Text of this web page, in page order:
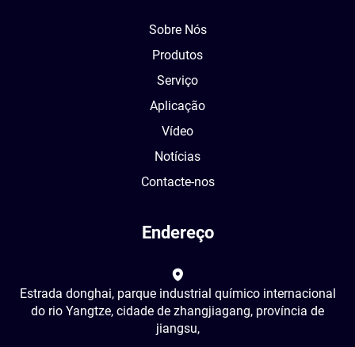
Sobre Nós
Produtos
Serviço
Aplicação
Vídeo
Notícias
Contacte-nos
Endereço
Estrada donghai, parque industrial químico internacional
do rio Yangtze, cidade de zhangjiagang, província de
jiangsu,